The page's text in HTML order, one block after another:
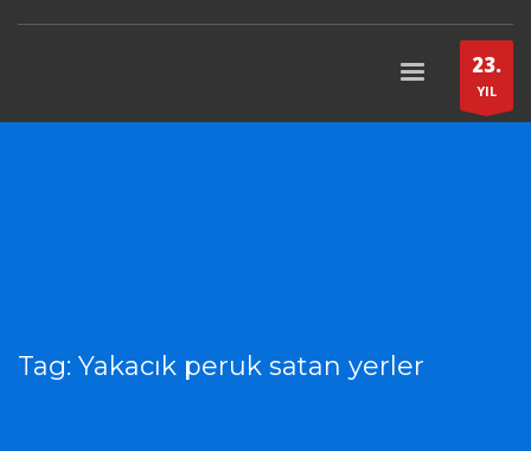
23.
YIL
Tag: Yakacık peruk satan yerler